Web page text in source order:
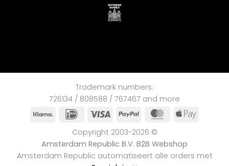
Trademark numbers:
726134 / 808588 / 767467 and more
Klarna
iDEAL Visa PayPal MasterCard
Apple
Copyright 2003-2026 ©
Amsterdam Republic B.V. B2B Webshop
Amsterdam Republic automatiseert alle orders met